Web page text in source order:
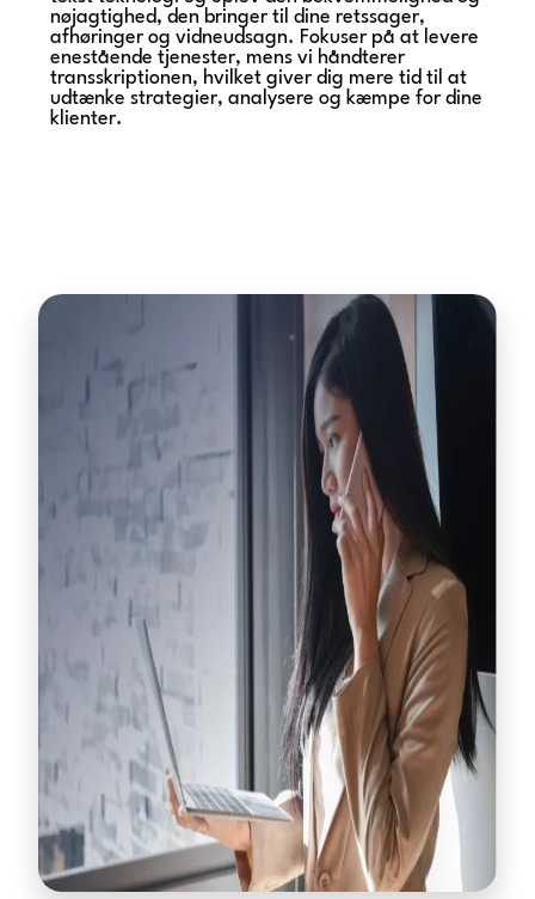
nøjagtighed, den bringer til dine retssager,
afhøringer og vidneudsagn. Fokuser på at levere
enestående tjenester, mens vi håndterer
transskriptionen, hvilket giver dig mere tid til at
udtænke strategier, analysere og kæmpe for dine
klienter.